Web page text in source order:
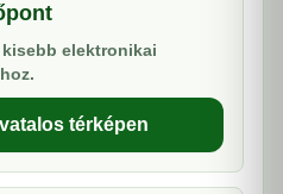
elektronikai
térképen